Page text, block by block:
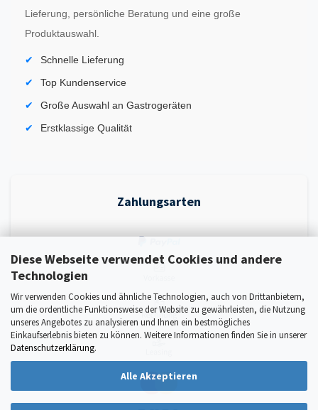
Diese Webseite verwendet Cookies und andere
Technologien
Wir verwenden Cookies und ähnliche Technologien, auch von Drittanbietern,
um die ordentliche Funktionsweise der Website zu gewährleisten, die Nutzung
unseres Angebotes zu analysieren und Ihnen ein bestmögliches
Einkaufserlebnis bieten zu können. Weitere Informationen finden Sie in unserer
Datenschutzerklärung.
Alle Akzeptieren
Lieferung, persönliche Beratung und eine große
Produktauswahl.
Schnelle Lieferung
Top Kundenservice
Große Auswahl an Gastrogeräten
Erstklassige Qualität
Zahlungsarten